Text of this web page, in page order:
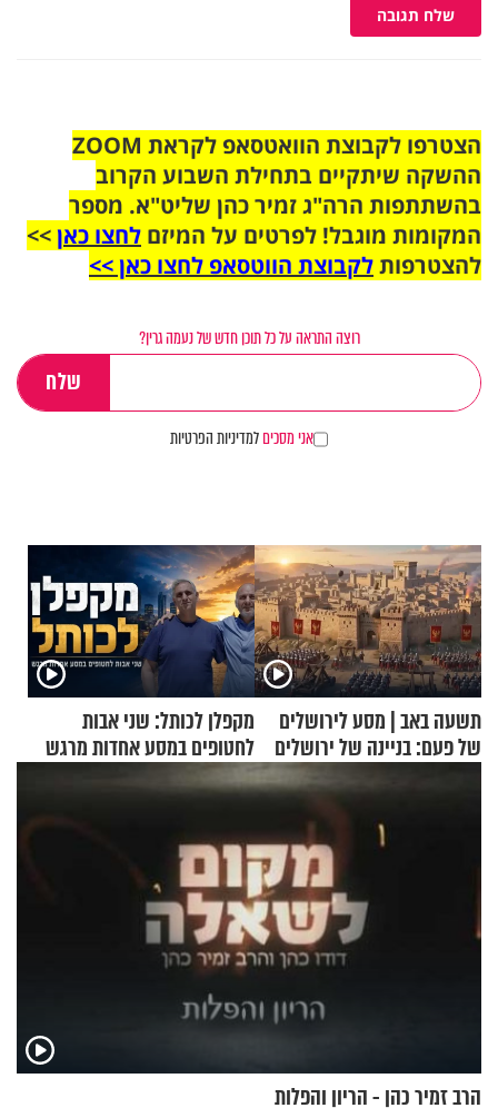
שלח תגובה
הצטרפו לקבוצת הוואטסאפ לקראת ZOOM
ההשקה שיתקיים בתחילת השבוע הקרוב
בהשתתפות הרה"ג זמיר כהן שליט"א. מספר
המקומות מוגבל! לפרטים על המיזם לחצו כאן>>
להצטרפותלקבוצת הווטסאפ לחצו כאן >>
רוצה התראה על כל תוכן חדש של נעמה גרין?
אני מסכיםלמדיניות הפרטיות
תשעה באב | מסע לירושלים
של פעם: בניינה של ירושלים
מקפלן לכותל: שני אבות
לחטופים במסע אחדות מרגש
הרב זמיר כהן - הריון והפלות